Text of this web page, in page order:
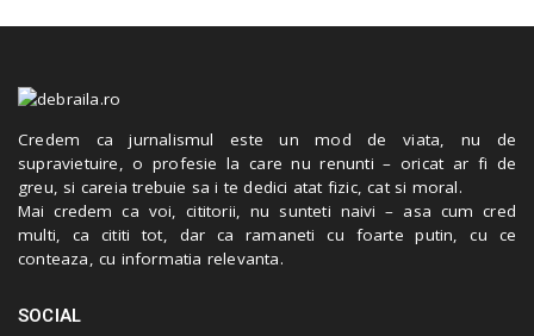
Credem ca jurnalismul este un mod de viata, nu de
supravietuire, o profesie la care nu renunti – oricat ar fi de
greu, si careia trebuie sa i te dedici atat fizic, cat si moral.
Mai credem ca voi, cititorii, nu sunteti naivi – asa cum cred
multi, ca cititi tot, dar ca ramaneti cu foarte putin, cu ce
conteaza, cu informatia relevanta.
SOCIAL